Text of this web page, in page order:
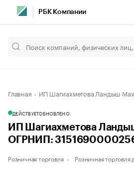
РБК Компании
Главная ИП Шагиахметова Ландыш
ДЕЙСТВУЕТОБНОВЛЕНО
ИП Шагиахметова
ОГРНИП:
Розничная торговля Розничная